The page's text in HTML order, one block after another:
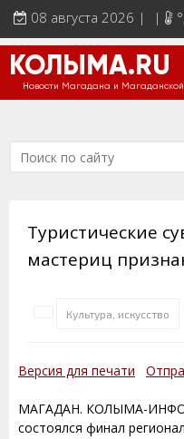
08 августа 2026 | | °
КОЛЫМА.RU
Новости Магадана и Магаданской
Туристические
мастериц
Культура, искусство
Версия для печати
МАГАДАН. КОЛЫМА-
состоялся финал